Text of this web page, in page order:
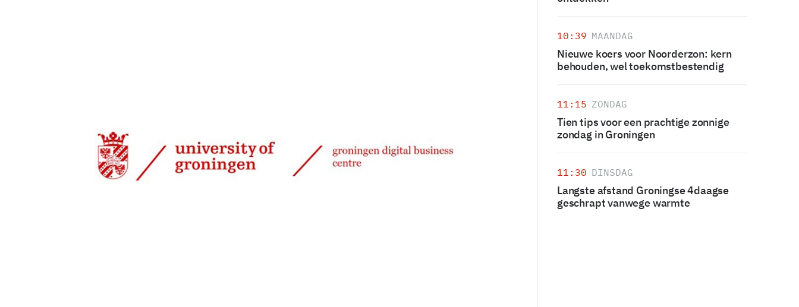
28 jul 2000, 00:00
10:39 MAANDAG
Nieuwe koers voor Noorderzon: kern
behouden, wel toekomstbestendig
11:15 ZONDAG
Tien tips voor een prachtige zonnige
zondag in Groningen
11:30 DINSDAG
Langste afstand Groningse 4daagse
geschrapt vanwege warmte